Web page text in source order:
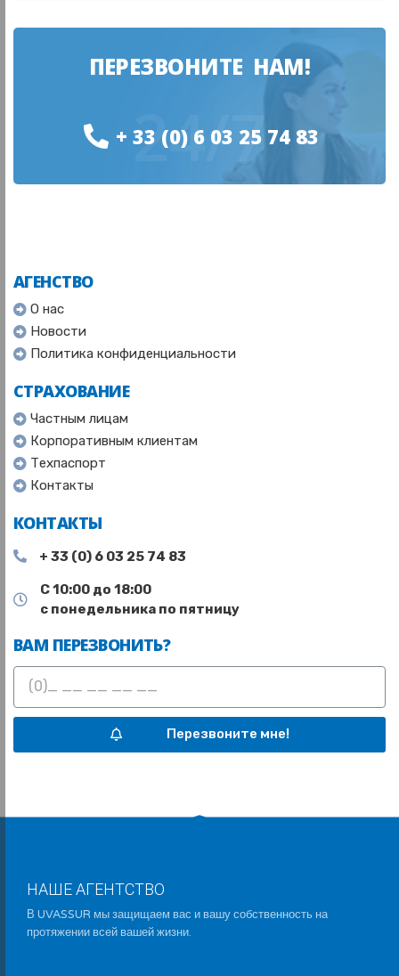
ПЕРЕЗВОНИТЕ НАМ!
+ 33 (0) 6 03 25 74 83
24/7
АГЕНСТВО
О нас
Новости
Политика конфиденциальности
СТРАХОВАНИЕ
Частным лицам
Корпоративным клиентам
Техпаспорт
Контакты
КОНТАКТЫ
+ 33 (0) 6 03 25 74 83
С 10:00 до 18:00
с понедельника по пятницу
ВАМ ПЕРЕЗВОНИТЬ?
Перезвоните мне!
НАШЕ АГЕНТСТВО
В UVASSUR мы защищаем вас и вашу собственность на
протяжении всей вашей жизни.